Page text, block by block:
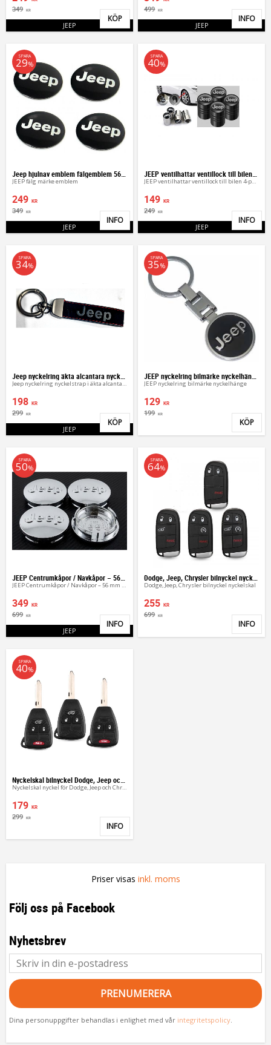
349 KR
JEEP Lägg till i favoriter
KÖP
499 KR
JEEP
INFO
JEEP fälg märke emblem
249 KR
349 KR
SPARA
29%
JEEP Lägg till i favoriter
INFO
JEEP ventilhattar ventillock till bilen 4-pack
149 KR
249 KR
SPARA
40%
JEEP
INFO
Jeep nyckelring nyckelstrap i äkta alcantara
198 KR
299 KR
SPARA
34%
JEEP Lägg till i favoriter
KÖP
JEEP nyckelring bilmärke nyckelhänge
129 KR
199 KR
SPARA
35 %
KÖP
JEEP Centrumkåpor / Navkåpor – 56 mm & 63 mm OEM
JEEP Centrumkåpor / Navkåpor – 56 mm & 63 mm OEM
349 KR
699 KR
SPARA
50%
JEEP Lägg till i favoriter
INFO
Dodge, Jeep, Chrysler bilnyckel nyckelskal
Dodge, Jeep, Chrysler bilnyckel nyckelskal
255 KR
699 KR
SPARA
64%
INFO
Nyckelskal nyckel för Dodge, Jeep och Chrysler
179 KR
299 KR
SPARA
40%
Lägg till i favoriter
INFO
Priser visas inkl. moms
Följ oss på Facebook
Nyhetsbrev
PRENUMERERA
Dina personuppgifter behandlas i enlighet med vår integritetspolicy